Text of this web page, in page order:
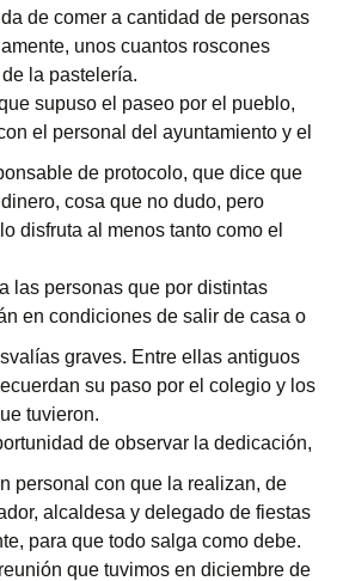
de comer a cantidad de personas
unos cuantos roscones
la pastelería.
supuso el paseo por el pueblo,
el personal del ayuntamiento y el
de protocolo, que dice que
cosa que no dudo, pero
disfruta al menos tanto como el
las personas que por distintas
en condiciones de salir de casa o
graves. Entre ellas antiguos
su paso por el colegio y los
tuvieron.
de observar la dedicación,
personal con que la realizan, de
alcaldesa y delegado de fiestas
para que todo salga como debe.
que tuvimos en diciembre de